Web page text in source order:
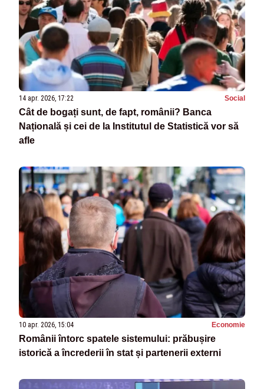
14 apr. 2026, 17:22 Social
Cât de bogați sunt, de fapt, românii? Banca
Națională și cei de la Institutul de Statistică vor să
afle
10 apr. 2026, 15:04 Economie
Românii întorc spatele sistemului: prăbușire
istorică a încrederii în stat și partenerii externi